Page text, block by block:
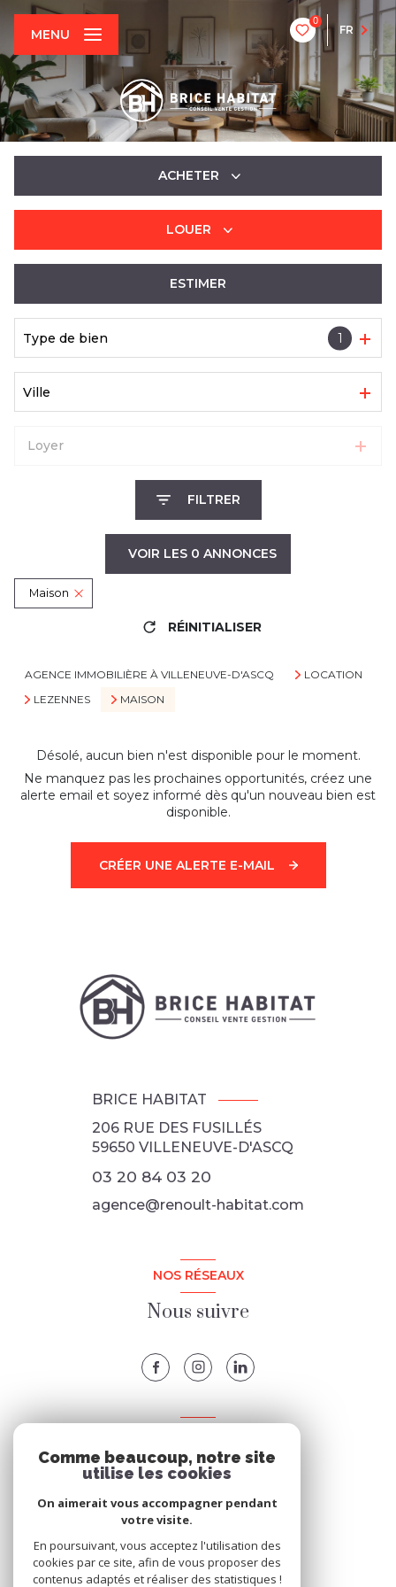
0
FR
MENU
ACHETER
LOUER
ESTIMER
Type de bien 1
Ville
Loyer
FILTRER
VOIR LES 0 ANNONCES
Maison
RÉINITIALISER
AGENCE IMMOBILIÈRE À VILLENEUVE-D'ASCQ
LOCATION
LEZENNES
MAISON
Désolé, aucun bien n'est disponible pour le moment.
Ne manquez pas les prochaines opportunités, créez une
alerte email et soyez informé dès qu'un nouveau bien est
disponible.
CRÉER UNE ALERTE E-MAIL
BRICE HABITAT
206 RUE DES FUSILLÉS
59650 VILLENEUVE-D'ASCQ
03 20 84 03 20
agence@renoult-habitat.com
NOS RÉSEAUX
Nous suivre
Nous adhérons
Comme beaucoup, notre site
utilise les cookies
On aimerait vous accompagner pendant
votre visite.
En poursuivant, vous acceptez l'utilisation des
cookies par ce site, afin de vous proposer des
contenus adaptés et réaliser des statistiques !